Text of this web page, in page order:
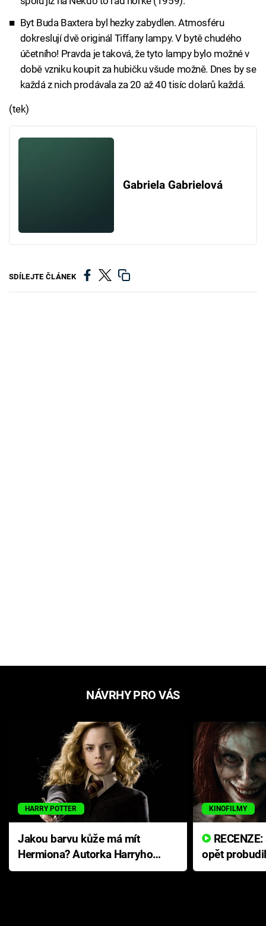
Byt Buda Baxtera byl hezky zabydlen. Atmosféru
dokreslují dvě originál Tiffany lampy. V bytě chudého
účetního! Pravda je taková, že tyto lampy bylo možné v
době vzniku koupit za hubičku všude možně. Dnes by se
každá z nich prodávala za 20 až 40 tisíc dolarů každá.
(tek)
Gabriela Gabrielová
SDÍLEJTE ČLÁNEK
NÁVRHY PRO VÁS
HARRY POTTER
Jakou barvu kůže má mít
Hermiona? Autorka Harryho
Pottera přišla s ráznou
KINOFILMY
opět
přichází s